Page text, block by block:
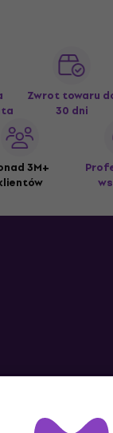
Zwrot towaru
30 dni
3M+